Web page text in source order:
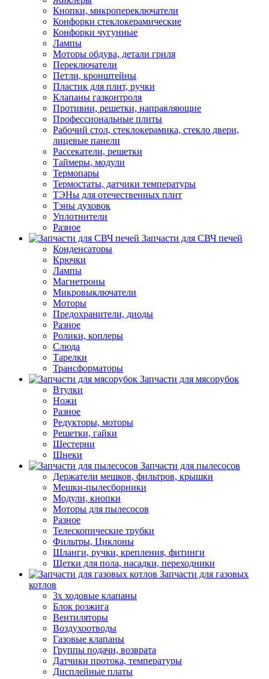
Кнопки, микропереключатели
Конфорки стеклокерамические
Конфорки чугунные
Лампы
Моторы обдува, детали гриля
Переключатели
Петли, кронштейны
Пластик для плит, ручки
Клапаны газконтроля
Противни, решетки, направляющие
Профессиональные плиты
Рабочий стол, стеклокерамика, стекло двери,
лицевые панели
Рассекатели, решетки
Таймеры, модули
Термопары
Термостаты, датчики температуры
ТЭНы для отечественных плит
Тэны духовок
Уплотнители
Разное
Запчасти для СВЧ печей
Конденсаторы
Крючки
Лампы
Магнетроны
Микровыключатели
Моторы
Предохранители, диоды
Разное
Ролики, коплеры
Слюда
Тарелки
Трансформаторы
Запчасти для мясорубок
Втулки
Ножи
Разное
Редукторы, моторы
Решетки, гайки
Шестерни
Шнеки
Запчасти для пылесосов
Держатели мешков, фильтров, крышки
Мешки-пылесборники
Модули, кнопки
Моторы для пылесосов
Разное
Телескопические трубки
Фильтры, Циклоны
Шланги, ручки, крепления, фитинги
Щетки для пола, насадки, переходники
Запчасти для газовых
котлов
3х ходовые клапаны
Блок розжига
Вентиляторы
Воздухоотводы
Газовые клапаны
Группы подачи, возврата
Датчики протока, температуры
Дисплейные платы